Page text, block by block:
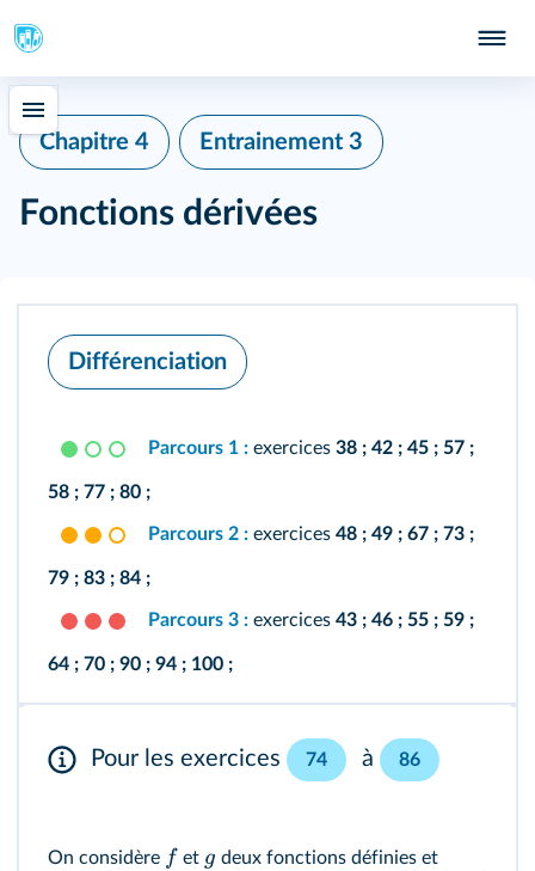
Chapitre 4 Entrainement 3
Fonctions dérivées
Différenciation
Parcours 1 : exercices 38 ; 42 ; 45 ; 57 ;
58 ; 77 ; 80 ;
Parcours 2 : exercices 48 ; 49 ; 67 ; 73 ;
79 ; 83 ; 84 ;
Parcours 3 : exercices 43 ; 46 ; 55 ; 59 ;
64 ; 70 ; 90 ; 94 ; 100 ;
Pour les exercices 74 à 86
On considère f et g deux fonctions définies et